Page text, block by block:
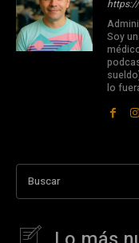
Soy
lo
Buscar